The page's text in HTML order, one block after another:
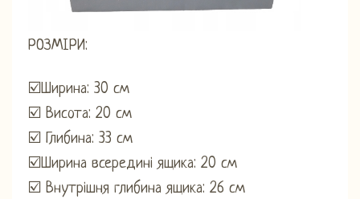
РОЗМІРИ:
☑️Ширина: 30 см
☑️ Висота: 20 см
☑️ Глибина: 33 см
☑️Ширина всередині ящика: 20 см
☑️ Внутрішня глибина ящика: 26 см